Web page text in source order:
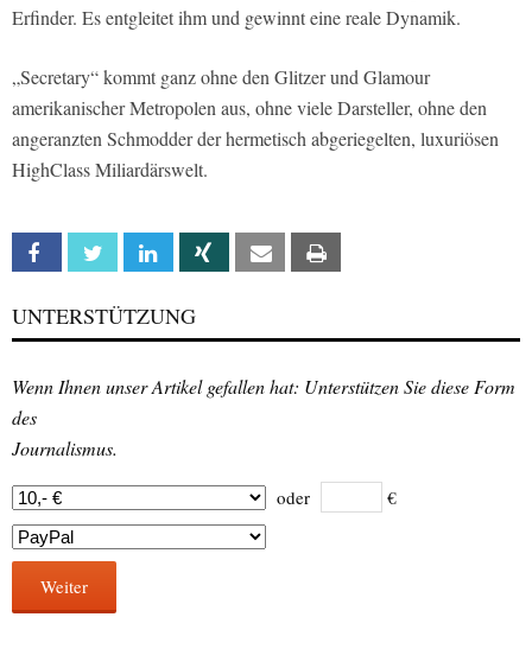
Erfinder. Es entgleitet ihm und gewinnt eine reale Dynamik.
„Secretary“ kommt ganz ohne den Glitzer und Glamour
amerikanischer Metropolen aus, ohne viele Darsteller, ohne den
angeranzten Schmodder der hermetisch abgeriegelten, luxuriösen
HighClass Miliardärswelt.
Facebook Twitter Linkedin Xing Email
UNTERSTÜTZUNG
Wenn Ihnen unser Artikel gefallen hat: Unterstützen Sie diese Form
des
Journalismus.
oder €
Weiter